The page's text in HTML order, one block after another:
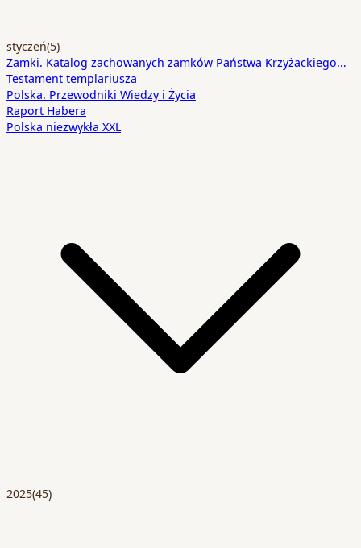
styczeń(5)
Zamki. Katalog zachowanych zamków Państwa Krzyżackiego…
Testament templariusza
Polska. Przewodniki Wiedzy i Życia
Raport Habera
Polska niezwykła XXL
2025(45)